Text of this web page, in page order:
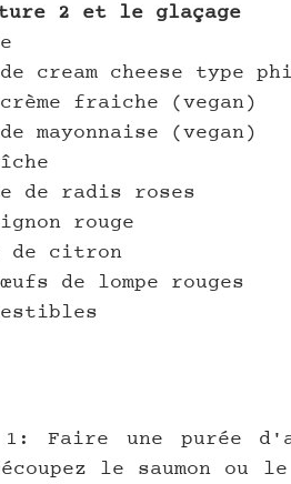
2 et le glaçage
cream cheese type
fraiche (vegan)
mayonnaise (vegan)
de radis roses
rouge
de citron
de lompe rouges
Faire une purée
le saumon ou